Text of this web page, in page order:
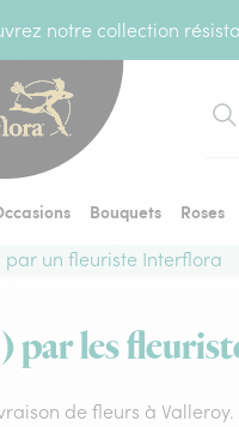
notre collection
Bouquets Roses
par un fleuriste Interflora
les
de fleurs à